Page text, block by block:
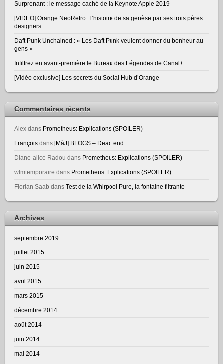
Surprenant : le message caché de la Keynote Apple 2019
[VIDEO] Orange NeoRetro : l’histoire de sa genèse par ses trois pères
designers
Daft Punk Unchained : « Les Daft Punk veulent donner du bonheur au
gens »
Infiltrez en avant-première le Bureau des Légendes de Canal+
[Vidéo exclusive] Les secrets du Social Hub d’Orange
Commentaires récents
Alex dans Prometheus: Explications (SPOILER)
François dans [MàJ] BLOGS – Dead end
Diane-alice Radou dans Prometheus: Explications (SPOILER)
wlmtemporaire dans Prometheus: Explications (SPOILER)
Florian Saab dansTest de la Whirpool Pure, la fontaine filtrante
Archives
septembre 2019
juillet 2015
juin 2015
avril 2015
mars 2015
décembre 2014
août 2014
juin 2014
mai 2014